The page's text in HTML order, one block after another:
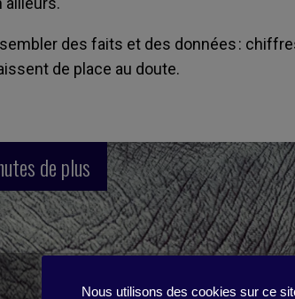
des faits et des données :
de place au doute.
de plus
Nous utilisons des cookies sur ce